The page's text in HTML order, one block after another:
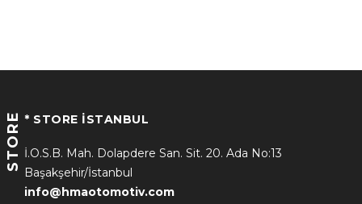
STORE * STORE İSTANBUL
İ.O.S.B. Mah. Dolapdere San. Sit. 20. Ada No:13
Başakşehir/İstanbul
info@hmaotomotiv.com